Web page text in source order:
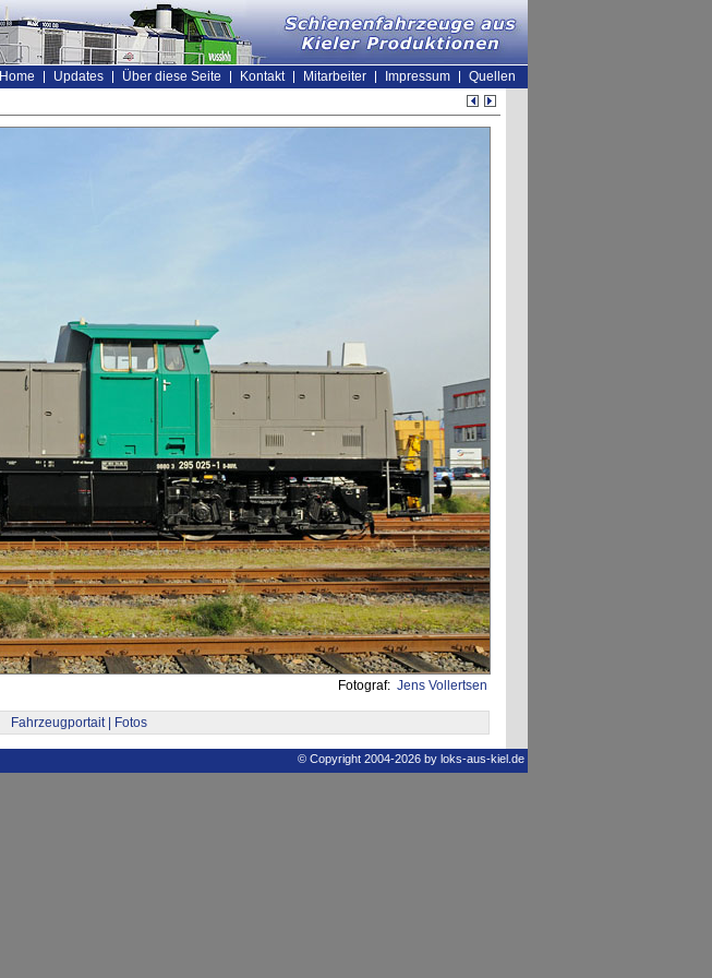
Home Updates Über diese Seite Kontakt Mitarbeiter Impressum
Quellen
Fotograf: Jens Vollertsen
Fahrzeugportait | Fotos
© Copyright 2004-2026 by loks-aus-kiel.de